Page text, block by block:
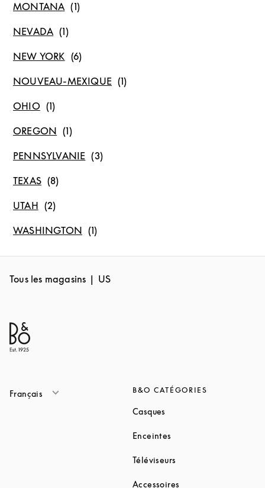
MONTANA
NEVADA
NEW YORK
NOUVEAU-MEXIQUE
OHIO
OREGON
PENNSYLVANIE
TEXAS
UTAH
WASHINGTON
Tous les magasins US
Français B&O CATÉGORIES
Casques
Enceintes
Téléviseurs
Accessoires